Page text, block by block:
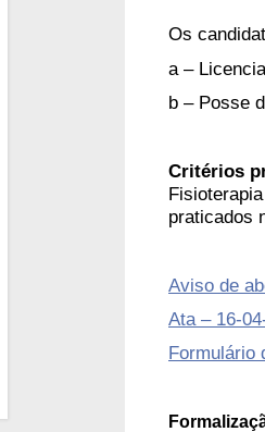
Os
a –
b – Posse
Critérios
praticados
Aviso de
Ata – 16-
Formulário